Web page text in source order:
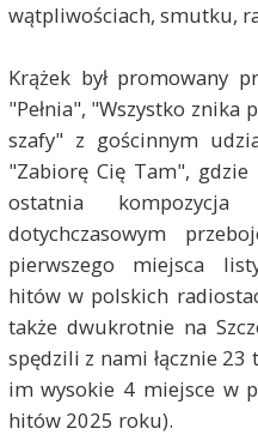
wątpliwościach, smutku,
Krążek był promowany
"Pełnia", "Wszystko znika
szafy" z gościnnym
"Zabiorę Cię Tam", gdzie
ostatnia
dotychczasowym
pierwszego miejsca
hitów w polskich
także dwukrotnie na
spędzili z nami łącznie 23
im wysokie 4 miejsce w
hitów 2025 roku).